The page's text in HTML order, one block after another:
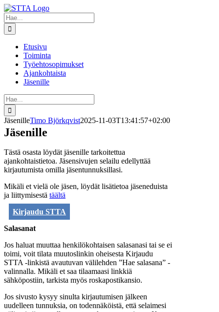
Skip
to
content
Etsi
...
Etusivu
Toiminta
Työehtosopimukset
Ajankohtaista
Jäsenille
Etsi
...
JäsenilleTimo Björkqvist2025-11-03T13:41:57+02:00
Jäsenille
Tästä osasta löydät jäsenille tarkoitettua
ajankohtaistietoa. Jäsensivujen selailu edellyttää
kirjautumista omilla jäsentunnuksillasi.
Mikäli et vielä ole jäsen, löydät lisätietoa jäseneduista
ja liittymisestä täältä
Kirjaudu STTA
Salasanat
Jos haluat muuttaa henkilökohtaisen salasanasi tai se ei
toimi, voit tilata muutoslinkin oheisesta Kirjaudu
STTA -linkistä avautuvan välilehden ”Hae salasana” -
valinnalla. Mikäli et saa tilaamaasi linkkiä
sähköpostiin, tarkista myös roskapostikansio.
Jos sivusto kysyy sinulta kirjautumisen jälkeen
uudelleen tunnuksia, on todennäköistä, että selaimesi